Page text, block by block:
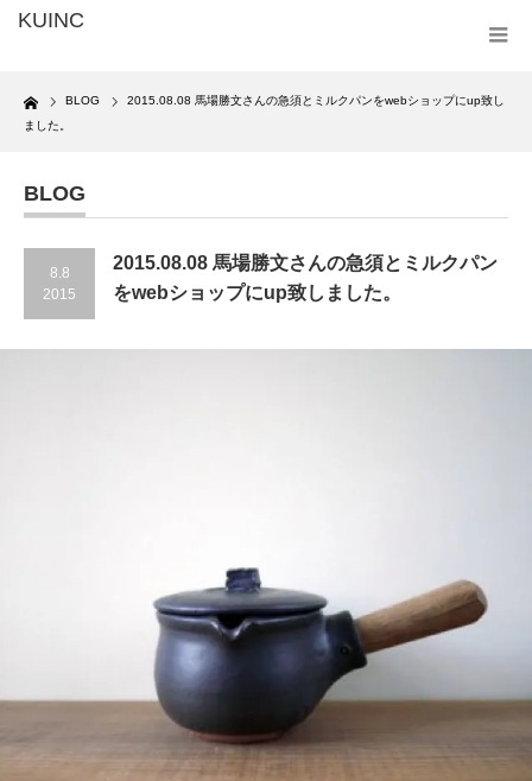
Home BLOG
2015.08.08 馬場勝文さんの急須とミルクパンをwebショップにup致し
ました。
BLOG
8.8
2015
2015.08.08 馬場勝文さんの急須とミルクパン
をwebショップにup致しました。